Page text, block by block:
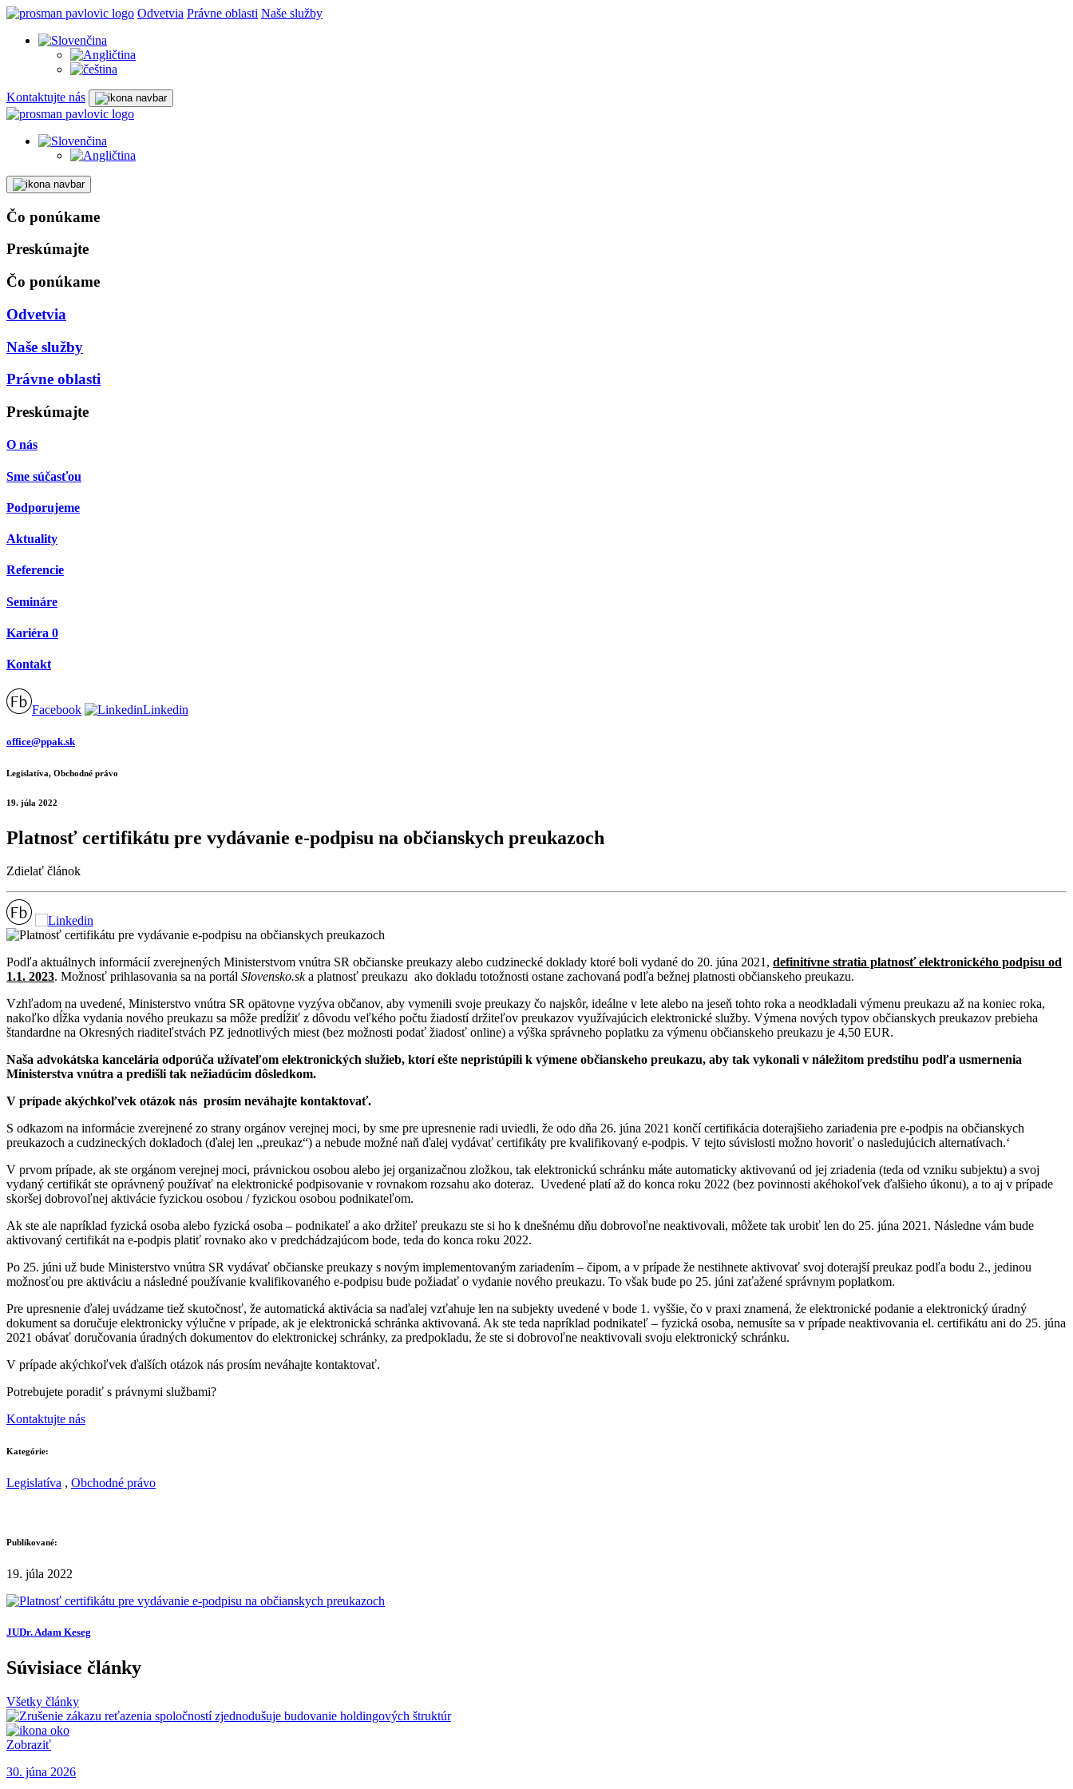
Odvetvia Právne oblasti Naše služby
Kontaktujte nás
Čo ponúkame
Preskúmajte
Čo ponúkame
Odvetvia
Naše služby
Právne oblasti
Preskúmajte
O nás
Sme súčasťou
Podporujeme
Aktuality
Referencie
Semináre
Kariéra 0
Kontakt
Facebook Linkedin
office@ppak.sk
Legislatíva, Obchodné právo
19. júla 2022
Platnosť certifikátu pre vydávanie e-podpisu na občianskych preukazoch
Zdielať článok
Podľa aktuálnych informácií zverejnených Ministerstvom vnútra SR občianske preukazy alebo cudzinecké doklady ktoré boli vydané do 20. júna 2021, definitívne stratia platnosť elektronického podpisu od
1.1. 2023. Možnosť prihlasovania sa na portál Slovensko.ska platnosť preukazu ako dokladu totožnosti ostane zachovaná podľa bežnej platnosti občianskeho preukazu.
Vzhľadom na uvedené, Ministerstvo vnútra SR opätovne vyzýva občanov, aby vymenili svoje preukazy čo najskôr, ideálne v lete alebo na jeseň tohto roka a neodkladali výmenu preukazu až na koniec roka,
nakoľko dĺžka vydania nového preukazu sa môže predĺžiť z dôvodu veľkého počtu žiadostí držiteľov preukazov využívajúcich elektronické služby. Výmena nových typov občianskych preukazov prebieha
štandardne na Okresných riaditeľstvách PZ jednotlivých miest (bez možnosti podať žiadosť online) a výška správneho poplatku za výmenu občianskeho preukazu je 4,50 EUR.
Naša advokátska kancelária odporúča užívateľom elektronických služieb, ktorí ešte nepristúpili k výmene občianskeho preukazu, aby tak vykonali v náležitom predstihu podľa usmernenia
Ministerstva vnútra a predišli tak nežiadúcim dôsledkom.
V prípade akýchkoľvek otázok nás prosím neváhajte kontaktovať.
S odkazom na informácie zverejnené zo strany orgánov verejnej moci, by sme pre upresnenie radi uviedli, že odo dňa 26. júna 2021 končí certifikácia doterajšieho zariadenia pre e-podpis na občianskych
preukazoch a cudzineckých dokladoch (ďalej len ,,preukaz“) a nebude možné naň ďalej vydávať certifikáty pre kvalifikovaný e-podpis. V tejto súvislosti možno hovoriť o nasledujúcich alternatívach.‘
V prvom prípade, ak ste orgánom verejnej moci, právnickou osobou alebo jej organizačnou zložkou, tak elektronickú schránku máte automaticky aktivovanú od jej zriadenia (teda od vzniku subjektu) a svoj
vydaný certifikát ste oprávnený používať na elektronické podpisovanie v rovnakom rozsahu ako doteraz. Uvedené platí až do konca roku 2022 (bez povinnosti akéhokoľvek ďalšieho úkonu), a to aj v prípade
skoršej dobrovoľnej aktivácie fyzickou osobou / fyzickou osobou podnikateľom.
Ak ste ale napríklad fyzická osoba alebo fyzická osoba – podnikateľ a ako držiteľ preukazu ste si ho k dnešnému dňu dobrovoľne neaktivovali, môžete tak urobiť len do 25. júna 2021. Následne vám bude
aktivovaný certifikát na e-podpis platiť rovnako ako v predchádzajúcom bode, teda do konca roku 2022.
Po 25. júni už bude Ministerstvo vnútra SR vydávať občianske preukazy s novým implementovaným zariadením – čipom, a v prípade že nestihnete aktivovať svoj doterajší preukaz podľa bodu 2., jedinou
možnosťou pre aktiváciu a následné používanie kvalifikovaného e-podpisu bude požiadať o vydanie nového preukazu. To však bude po 25. júni zaťažené správnym poplatkom.
Pre upresnenie ďalej uvádzame tiež skutočnosť, že automatická aktivácia sa naďalej vzťahuje len na subjekty uvedené v bode 1. vyššie, čo v praxi znamená, že elektronické podanie a elektronický úradný
dokument sa doručuje elektronicky výlučne v prípade, ak je elektronická schránka aktivovaná. Ak ste teda napríklad podnikateľ – fyzická osoba, nemusíte sa v prípade neaktivovania el. certifikátu ani do 25. júna
2021 obávať doručovania úradných dokumentov do elektronickej schránky, za predpokladu, že ste si dobrovoľne neaktivovali svoju elektronický schránku.
V prípade akýchkoľvek ďalších otázok nás prosím neváhajte kontaktovať.
Potrebujete poradiť s právnymi službami?
Kontaktujte nás
Kategórie:
Legislatíva , Obchodné právo
Publikované:
19. júla 2022
JUDr. Adam Keseg
Súvisiace články
Všetky články
Zobraziť
30. júna 2026